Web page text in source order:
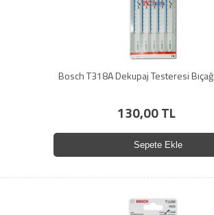
Bosch T318A Dekupaj Testeresi
130,00 TL
Sepete Ekle